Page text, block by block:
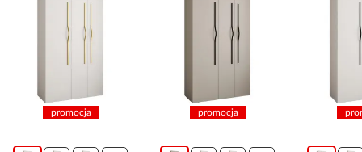
promocja promocja